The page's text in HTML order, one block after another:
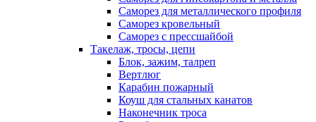
Саморез для металлического профиля
Саморез кровельный
Саморез с прессшайбой
Такелаж, тросы, цепи
Блок, зажим, талреп
Вертлюг
Карабин пожарный
Коуш для стальных канатов
Наконечник троса